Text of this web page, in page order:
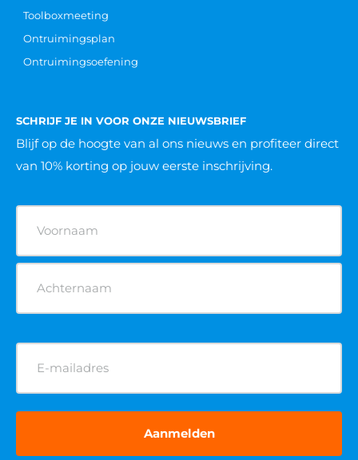
Toolboxmeeting
Ontruimingsplan
Ontruimingsoefening
SCHRIJF JE IN VOOR ONZE NIEUWSBRIEF
Blijf op de hoogte van al ons nieuws en profiteer direct
van 10% korting op jouw eerste inschrijving.
(Vereist)
E-
mailadres
(Vereist)